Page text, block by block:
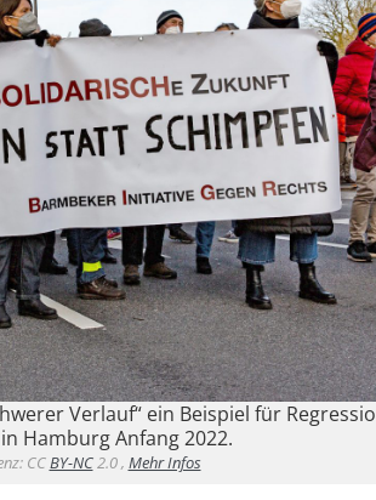
Verlauf“ ein Beispiel für
Hamburg Anfang 2022.
CCBY-NC2.0 , Mehr Infos